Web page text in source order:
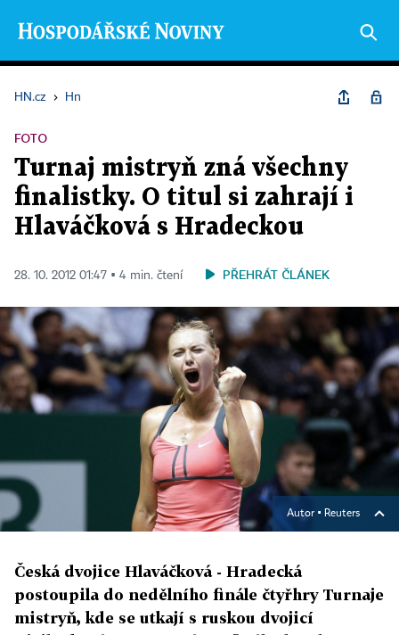
HN.cz › Hn
FOTO
Turnaj mistryň zná všechny
finalistky. O titul si zahrají i
Hlaváčková s Hradeckou
28. 10. 2012 01:47 ▪ 4 min. čtení PŘEHRÁT ČLÁNEK
Autor ▪ Reuters
Česká dvojice Hlaváčková - Hradecká
postoupila do nedělního finále čtyřhry Turnaje
mistryň, kde se utkají s ruskou dvojicí